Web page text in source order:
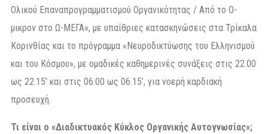
Ολικού Επαναπρογραμματισμού Οργανικότητας / Από το Ο-
μικρον στο Ω-ΜΕΓΑ», με υπαίθριες κατασκηνώσεις στα Τρίκαλα
Κορινθίας και το πρόγραμμα «Νευροδικτύωσης του Ελληνισμού
και του Κόσμου», με ομαδικές καθημερινές συνάξεις στις 22.00
ως 22.15’ και στις 06.00 ως 06.15’, για νοερή καρδιακή
προσευχή.
Τι είναι ο «Διαδικτυακός Κύκλος Οργανικής Αυτογνωσίας»;